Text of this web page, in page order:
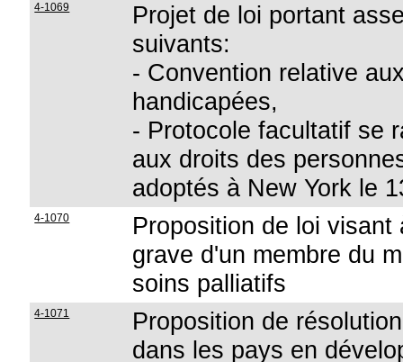
4-1069
Projet de loi portant
suivants:
- Convention relative
handicapées,
- Protocole facultatif se
aux droits des
adoptés à New York le
4-1070
Proposition de loi
grave d'un membre du
soins palliatifs
4-1071
Proposition de
dans les pays en